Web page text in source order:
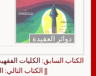
دوائر العقيدة
الكتاب السابق: الكليات
|| الكتاب التالي: